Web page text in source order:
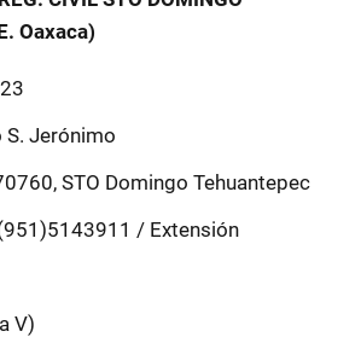
Oaxaca)
S. Jerónimo
STO Domingo Tehuantepec
/ Extensión
V)